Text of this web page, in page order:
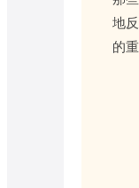
地
的